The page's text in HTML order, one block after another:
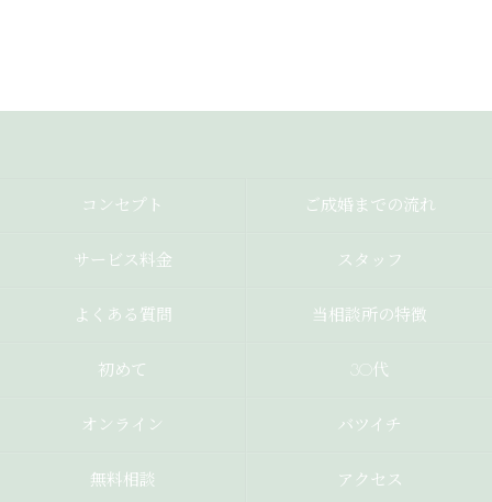
コンセプト ご成婚までの流れ
サービス料金 スタッフ
よくある質問 当相談所の特徴
初めて 30代
オンライン バツイチ
無料相談 アクセス